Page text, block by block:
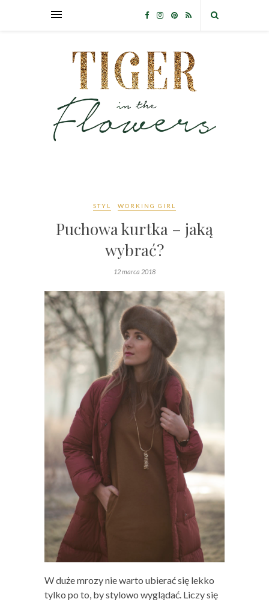
STYL WORKING GIRL
Puchowa kurtka – jaką
wybrać?
12 marca 2018
W duże mrozy nie warto ubierać się lekko
tylko po to, by stylowo wyglądać. Liczy się